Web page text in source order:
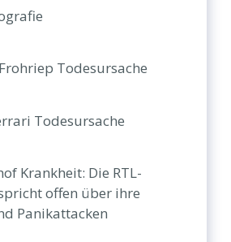
Todesursache
Todesursache
Krankheit: Die RTL-
offen über ihre
Panikattacken